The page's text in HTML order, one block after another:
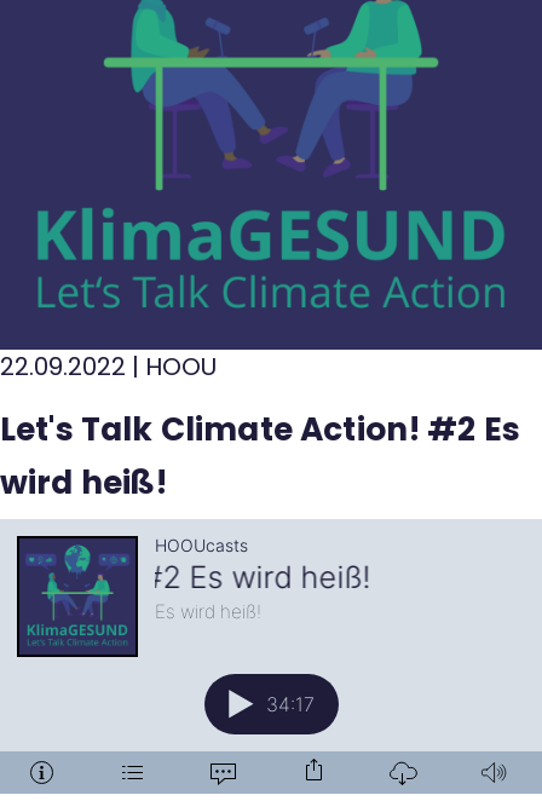
22.09.2022 | HOOU
Let's Talk Climate Action! #2 Es
wird heiß!